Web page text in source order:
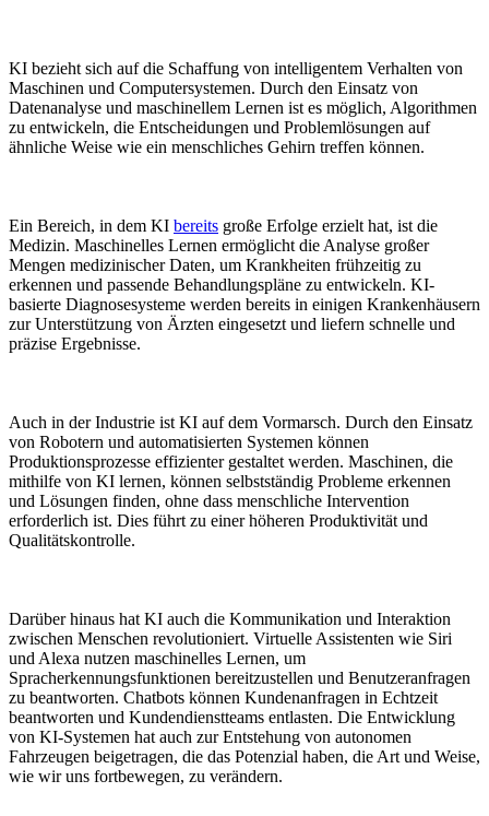
KI bezieht sich auf die Schaffung von intelligentem Verhalten von
Maschinen und Computersystemen.⁢ Durch den ‍Einsatz von
Datenanalyse und maschinellem Lernen ist ​es möglich, Algorithmen
zu entwickeln, die Entscheidungen und Problemlösungen auf
ähnliche Weise wie ein ‍menschliches Gehirn treffen können.
Ein Bereich, in‍ dem ⁣KI bereits große Erfolge erzielt hat, ist die
Medizin. Maschinelles Lernen⁤ ermöglicht die⁤ Analyse großer
Mengen medizinischer Daten, um ‌Krankheiten frühzeitig zu
erkennen und passende‌ Behandlungspläne zu entwickeln. KI-
basierte Diagnosesysteme werden bereits in einigen Krankenhäusern
zur Unterstützung von Ärzten eingesetzt und liefern schnelle und
präzise Ergebnisse.
Auch in der Industrie ist KI‌ auf dem Vormarsch. Durch den Einsatz
von Robotern und automatisierten Systemen können
Produktionsprozesse‌ effizienter gestaltet werden. Maschinen, die
mithilfe‌ von KI lernen, können selbstständig Probleme erkennen
und Lösungen finden, ohne dass menschliche Intervention
erforderlich ist.⁤ Dies führt zu einer höheren‍ Produktivität und
Qualitätskontrolle.
Darüber​ hinaus hat‌ KI‌ auch die Kommunikation und Interaktion
‌zwischen Menschen revolutioniert. Virtuelle Assistenten​ wie Siri
und Alexa nutzen ​maschinelles Lernen,⁤ um
Spracherkennungsfunktionen bereitzustellen und Benutzeranfragen
⁣zu beantworten. Chatbots können Kundenanfragen​ in‌ Echtzeit
beantworten und Kundendienstteams entlasten. ⁢Die Entwicklung
von KI-Systemen ⁢hat auch zur Entstehung von autonomen
Fahrzeugen beigetragen, ​die das Potenzial haben, die Art und Weise,
wie⁤ wir uns fortbewegen, zu verändern.